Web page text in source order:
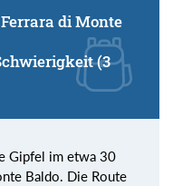
di Monte
(3
Gipfel im etwa 30
Baldo. Die Route